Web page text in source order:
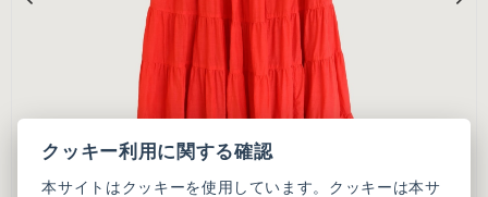
クッキー利用に関する確認
本サイトはクッキーを使用しています。クッキーは本サ